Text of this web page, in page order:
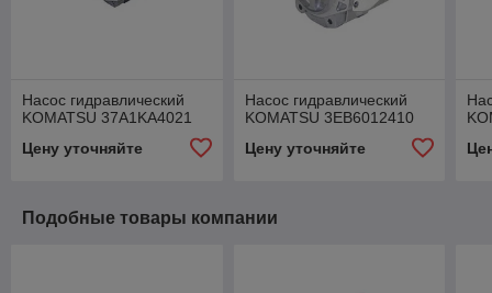
Насос гидравлический
KOMATSU 37A1KA4021
Цену уточняйте
Насос гидравлический
KOMATSU 3EB6012410
Цену уточняйте
Подобные товары компании